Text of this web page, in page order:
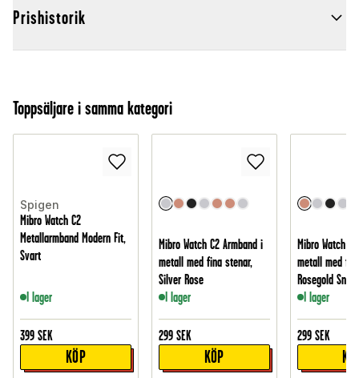
Prishistorik
Toppsäljare i samma kategori
Spigen
Mibro Watch C2
Metallarmband Modern Fit,
Svart
I lager
399 SEK
KÖP
Mibro Watch C2 Armband i
metall med fina stenar,
Silver Rose
I lager
299 SEK
KÖP
Mibro Watch
metall med
Rosegold Snow
I lager
299 SEK